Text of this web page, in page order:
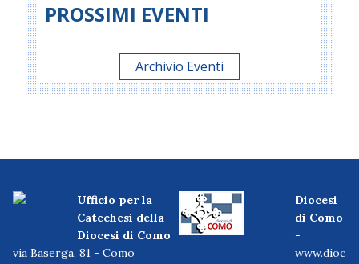
PROSSIMI EVENTI
Archivio Eventi
Ufficio per la
Catechesi della
Diocesi di Como
via Baserga, 81 - Como
Diocesi
di Como
-
www.dioc